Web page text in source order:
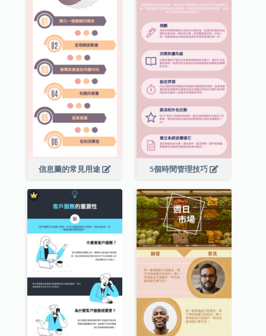
信息圖的常見用途 5個時間管理技巧